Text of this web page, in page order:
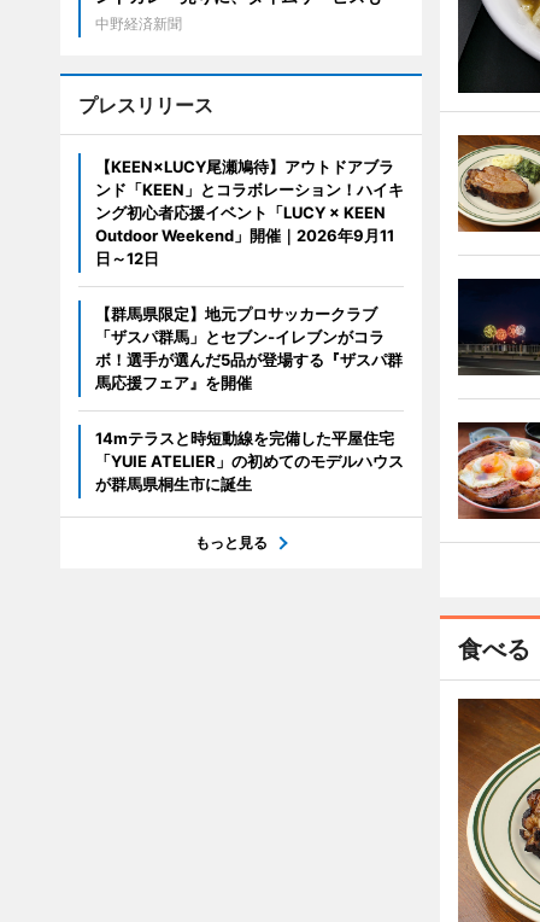
食べる
中野経済新聞
プレスリリース
【KEEN×LUCY尾瀬鳩待】アウトドアブラ
ンド「KEEN」とコラボレーション！ハイキ
ング初心者応援イベント「LUCY × KEEN
Outdoor Weekend」開催｜2026年9月11
日～12日
【群馬県限定】地元プロサッカークラブ
「ザスパ群馬」とセブン‐イレブンがコラ
ボ！選手が選んだ5品が登場する『ザスパ群
馬応援フェア』を開催
14mテラスと時短動線を完備した平屋住宅
「YUIE ATELIER」の初めてのモデルハウス
が群馬県桐生市に誕生
もっと見る